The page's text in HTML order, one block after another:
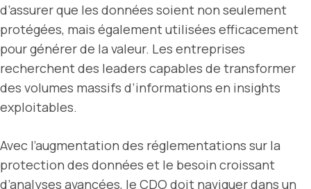
d’assurer que les données soient non seulement
protégées, mais également utilisées efficacement
pour générer de la valeur. Les entreprises
recherchent des leaders capables de transformer
des volumes massifs d’informations en insights
exploitables.
Avec l’augmentation des réglementations sur la
protection des données et le besoin croissant
d’analyses avancées, le CDO doit naviguer dans un